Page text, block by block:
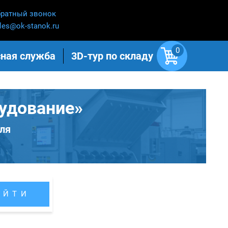
звонок
stanok.ru
служба 3D-тур по складу 0